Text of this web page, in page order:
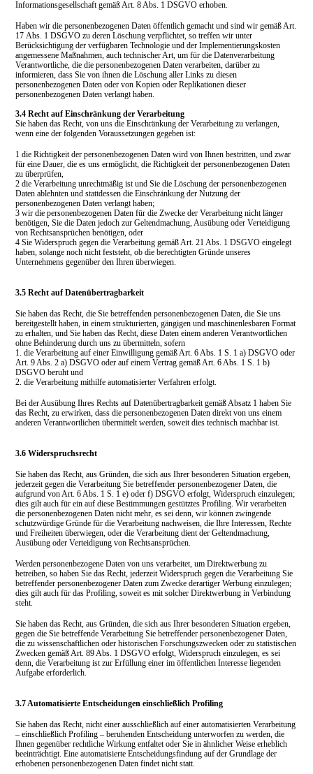
Informationsgesellschaft gemäß Art. 8 Abs. 1 DSGVO erhoben.
Habenwir die personenbezogenen Daten öffentlich gemacht und sind wir gemäß Art.
17 Abs. 1 DSGVO zu deren Löschung verpflichtet, so treffen wir unter
Berücksichtigung der verfügbaren Technologie und der Implementierungskosten
angemessene Maßnahmen, auch technischer Art, um für die Datenverarbeitung
Verantwortliche, die die personenbezogenen Daten verarbeiten, darüber zu
informieren, dass Sie von ihnen die Löschung aller Links zu diesen
personenbezogenen Daten oder von Kopien oder Replikationen dieser
personenbezogenen Daten verlangt haben.
3.4 Recht auf Einschränkung der Verarbeitung
Sie haben das Recht, von uns die Einschränkung der Verarbeitung zu verlangen,
wenn eine der folgenden Voraussetzungen gegeben ist:
1 die Richtigkeit der personenbezogenen Daten wird von Ihnen bestritten, und zwar
für eine Dauer, die es uns ermöglicht, die Richtigkeit der personenbezogenen Daten
zu überprüfen,
2 die Verarbeitung unrechtmäßig ist und Sie die Löschung der personenbezogenen
Daten ablehnten und stattdessen die Einschränkung der Nutzung der
personenbezogenen Daten verlangt haben;
3wir die personenbezogenen Daten für die Zwecke der Verarbeitung nicht länger
benötigen, Sie die Daten jedoch zur Geltendmachung, Ausübung oder Verteidigung
von Rechtsansprüchen benötigen, oder
4 Sie Widerspruch gegen die Verarbeitung gemäß Art. 21 Abs. 1 DSGVO eingelegt
haben, solange noch nicht feststeht, ob die berechtigten Gründe unseres
Unternehmens gegenüber den Ihren überwiegen.
3.5 Recht auf Datenübertragbarkeit
Sie haben das Recht, die Sie betreffenden personenbezogenen Daten, die Sie uns
bereitgestellt haben, in einem strukturierten, gängigen und maschinenlesbaren Format
zu erhalten, und Sie haben das Recht, diese Daten einem anderen Verantwortlichen
ohne Behinderung durch uns zu übermitteln, sofern
1. die Verarbeitung auf einer Einwilligung gemäß Art. 6 Abs. 1 S. 1 a) DSGVO oder
Art. 9 Abs. 2 a) DSGVO oder auf einem Vertrag gemäß Art. 6 Abs. 1 S. 1 b)
DSGVO beruht und
2.die Verarbeitung mithilfe automatisierter Verfahren erfolgt.
Bei der Ausübung Ihres Rechts auf Datenübertragbarkeit gemäß Absatz 1 haben Sie
das Recht, zu erwirken, dass die personenbezogenen Daten direkt von uns einem
anderen Verantwortlichen übermittelt werden, soweit dies technisch machbar ist.
3.6 Widerspruchsrecht
Sie haben das Recht, aus Gründen, die sich aus Ihrer besonderen Situation ergeben,
jederzeit gegen die Verarbeitung Sie betreffender personenbezogener Daten, die
aufgrund von Art. 6 Abs. 1 S. 1 e) oder f) DSGVO erfolgt, Widerspruch einzulegen;
dies gilt auch für ein auf diese Bestimmungen gestütztes Profiling. Wir verarbeiten
die personenbezogenen Daten nicht mehr, es sei denn, wir können zwingende
schutzwürdige Gründe für die Verarbeitung nachweisen, die Ihre Interessen, Rechte
und Freiheiten überwiegen, oder die Verarbeitung dient der Geltendmachung,
Ausübung oder Verteidigung von Rechtsansprüchen.
Werden personenbezogene Daten von uns verarbeitet, um Direktwerbung zu
betreiben, so haben Sie das Recht, jederzeit Widerspruch gegen die Verarbeitung Sie
betreffender personenbezogener Daten zum Zwecke derartiger Werbung einzulegen;
dies gilt auch für das Profiling, soweit es mit solcher Direktwerbung in Verbindung
steht.
Sie haben das Recht, aus Gründen, die sich aus Ihrer besonderen Situation ergeben,
gegen die Sie betreffende Verarbeitung Sie betreffender personenbezogener Daten,
die zu wissenschaftlichen oder historischen Forschungszwecken oder zu statistischen
Zwecken gemäß Art. 89 Abs. 1 DSGVO erfolgt, Widerspruch einzulegen, es sei
denn, die Verarbeitung ist zur Erfüllung einer im öffentlichen Interesse liegenden
Aufgabe erforderlich.
3.7 Automatisierte Entscheidungen einschließlich Profiling
Sie haben das Recht, nicht einer ausschließlich auf einer automatisierten Verarbeitung
– einschließlich Profiling – beruhenden Entscheidung unterworfen zu werden, die
Ihnen gegenüber rechtliche Wirkung entfaltet oder Sie in ähnlicher Weise erheblich
beeinträchtigt.Eine automatisierte Entscheidungsfindung auf der Grundlage der
erhobenen personenbezogenen Daten findet nicht statt.